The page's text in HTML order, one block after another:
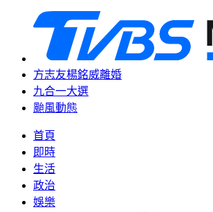
方志友楊銘威離婚
九合一大選
颱風動態
首頁
即時
生活
政治
娛樂